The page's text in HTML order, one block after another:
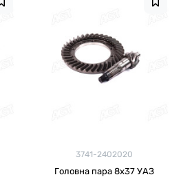
3741-2402020
Головна пара 8x37 УАЗ